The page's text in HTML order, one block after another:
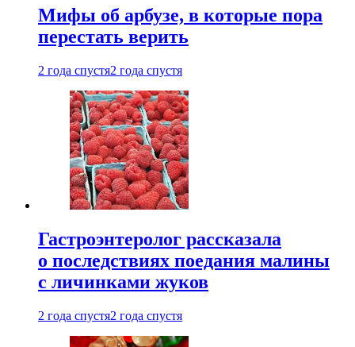
Мифы об арбузе, в которые пора
перестать верить
2 года спустя2 года спустя
Гастроэнтеролог рассказала
о последствиях поедания малины
с личинками жуков
2 года спустя2 года спустя